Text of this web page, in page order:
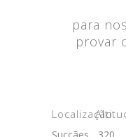
para
provar
Localização